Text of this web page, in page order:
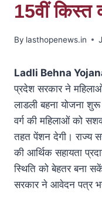
15वीं किस्त
By lasthopenews.in
Ladli Behna
प्रदेश सरकार ने
लाडली बहना योजना
वर्ग की महिलाओं को
तहत पेंशन देगी। राज्य
की आर्थिक सहायता
स्थिति को बेहतर बना
सरकार ने आवेदन पत्र